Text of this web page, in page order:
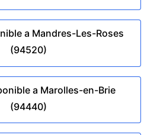
a Mandres-Les-Roses
(94520)
a Marolles-en-Brie
(94440)